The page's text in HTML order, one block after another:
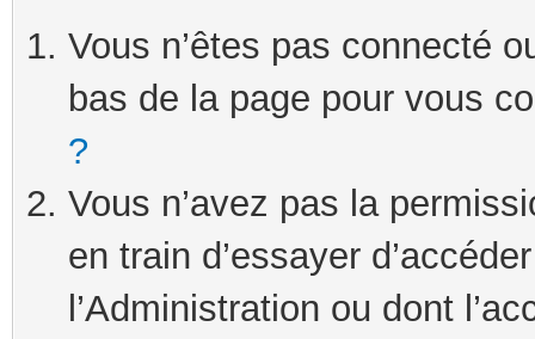
Vous n’êtes pas connecté
bas de la page pour vous
?
Vous n’avez pas la
en train d’essayer
l’Administration ou dont